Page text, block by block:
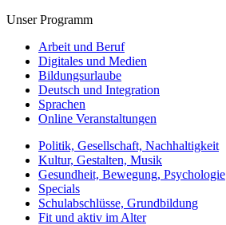
Unser Programm
Arbeit und Beruf
Digitales und Medien
Bildungsurlaube
Deutsch und Integration
Sprachen
Online Veranstaltungen
Politik, Gesellschaft, Nachhaltigkeit
Kultur, Gestalten, Musik
Gesundheit, Bewegung, Psychologie
Specials
Schulabschlüsse, Grundbildung
Fit und aktiv im Alter